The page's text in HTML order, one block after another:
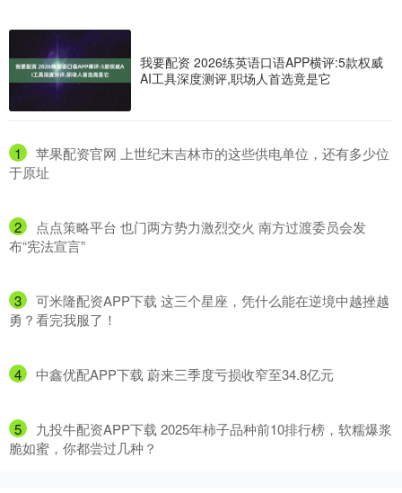
我要配资 2026练英语口语APP横评:5款权威
AI工具深度测评,职场人首选竟是它
1
​苹果配资官网 上世纪末吉林市的这些供电单位，还有多少位
于原址
2
​点点策略平台 也门两方势力激烈交火 南方过渡委员会发
布“宪法宣言”
3
​可米隆配资APP下载 这三个星座，凭什么能在逆境中越挫越
勇？看完我服了！
4 ​中鑫优配APP下载 蔚来三季度亏损收窄至34.8亿元
5
​九投牛配资APP下载 2025年柿子品种前10排行榜，软糯爆浆
脆如蜜，你都尝过几种？